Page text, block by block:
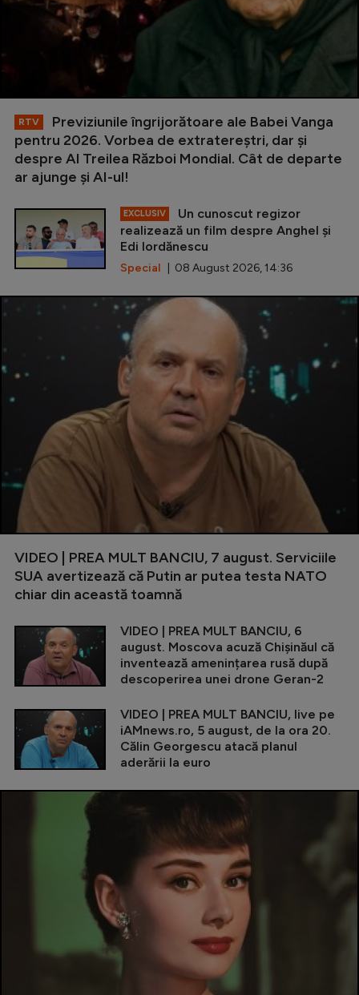
RTV
Previziunile îngrijorătoare ale Babei Vanga
pentru 2026. Vorbea de extratereștri, dar și
despre Al Treilea Război Mondial. Cât de departe
ar ajunge și AI-ul!
EXCLUSIV
Un cunoscut regizor
realizează un film despre Anghel și
Edi Iordănescu
Special | 08 August 2026, 14:36
VIDEO | PREA MULT BANCIU, 7 august. Serviciile
SUA avertizează că Putin ar putea testa NATO
chiar din această toamnă
VIDEO | PREA MULT BANCIU, 6
august. Moscova acuză Chișinăul că
inventează amenințarea rusă după
descoperirea unei drone Geran-2
VIDEO | PREA MULT BANCIU, live pe
iAMnews.ro, 5 august, de la ora 20.
Călin Georgescu atacă planul
aderării la euro